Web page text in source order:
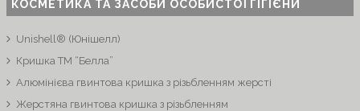
КОСМЕТИКА ТА ЗАСОБИ ОСОБИСТОЇ ГІГІЄНИ
Unishell® (Юнішелл)
Кришка ТМ “Белла”
Алюмінієва гвинтова кришка з різьбленням жерсті
Жерстяна гвинтова кришка з різьбленням